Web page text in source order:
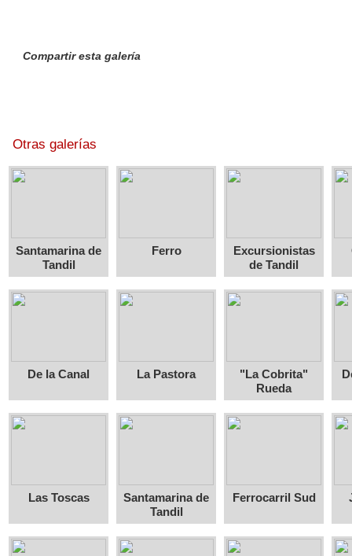
Compartir esta galería
Otras galerías
Santamarina de
Tandil
Ferro
Excursionistas
de Tandil
De la Canal La Pastora
"La Cobrita"
Rueda
Las Toscas
Santamarina de
Tandil
Ferrocarril Sud